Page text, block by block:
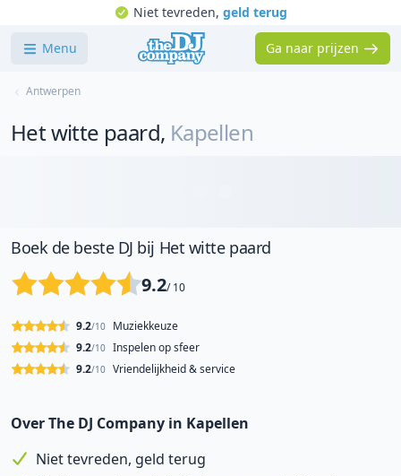
Niet tevreden, geld terug
Menu Ga naar prijzen
Antwerpen
Het witte paard, Kapellen
Boek de beste DJ bij Het witte paard
9.2/ 10
Muziekkeuze
9.2/10
Inspelen op sfeer
9.2/10
Vriendelijkheid & service
9.2/10
Over The DJ Company in Kapellen
Niet tevreden, geld terug